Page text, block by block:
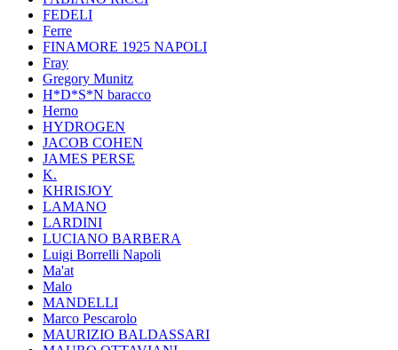
FEDELI
Ferre
FINAMORE 1925 NAPOLI
Fray
Gregory Munitz
H*D*S*N baracco
Herno
HYDROGEN
JACOB COHEN
JAMES PERSE
K.
KHRISJOY
LAMANO
LARDINI
LUCIANO BARBERA
Luigi Borrelli Napoli
Ma'at
Malo
MANDELLI
Marco Pescarolo
MAURIZIO BALDASSARI